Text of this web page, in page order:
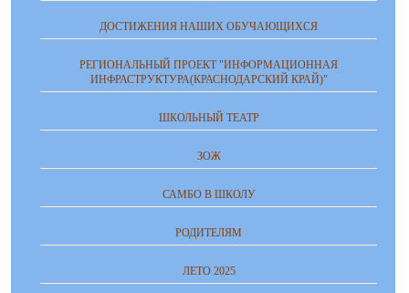
ДОСТИЖЕНИЯ НАШИХ ОБУЧАЮЩИХСЯ
РЕГИОНАЛЬНЫЙ ПРОЕКТ "ИНФОРМАЦИОННАЯ
ИНФРАСТРУКТУРА(КРАСНОДАРСКИЙ КРАЙ)"
ШКОЛЬНЫЙ ТЕАТР
ЗОЖ
САМБО В ШКОЛУ
РОДИТЕЛЯМ
ЛЕТО 2025